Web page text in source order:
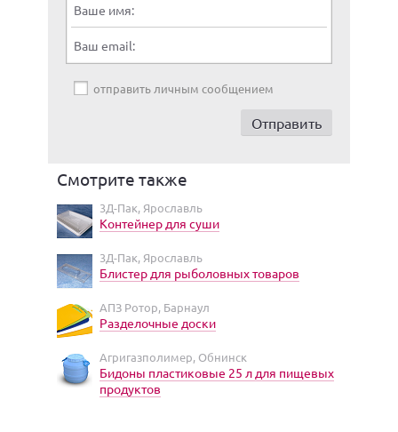
Ваше имя:
Ваш email:
отправить личным сообщением
Смотрите также
3Д-Пак, Ярославль
Контейнер для суши
3Д-Пак, Ярославль
Блистер для рыболовных товаров
АПЗ Ротор, Барнаул
Разделочные доски
Агригазполимер, Обнинск
Бидоны пластиковые 25 л для пищевых
продуктов